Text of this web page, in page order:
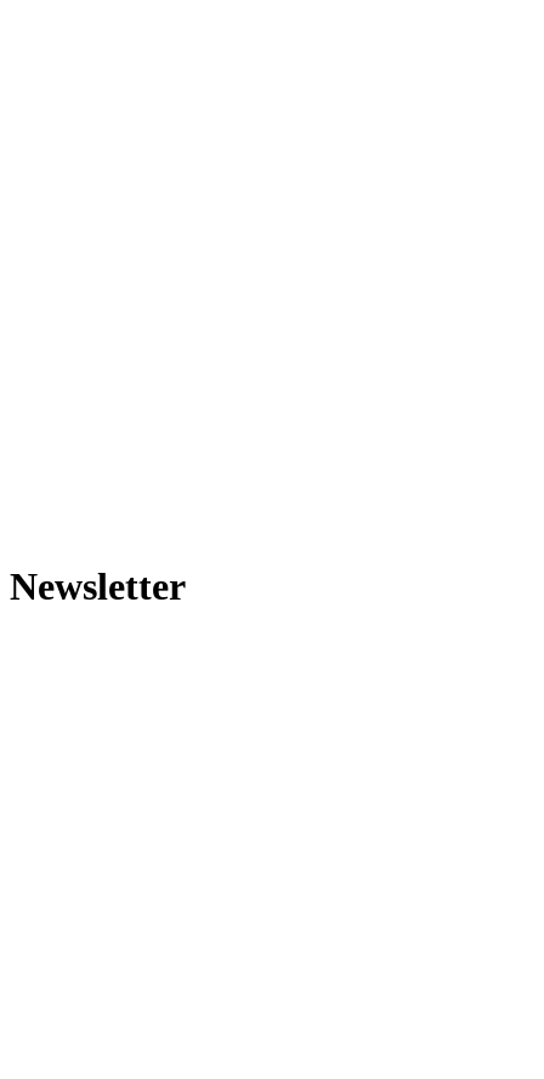
Newsletter